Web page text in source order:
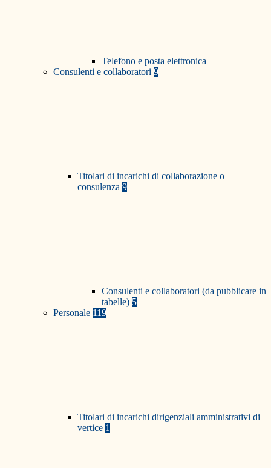
Telefono e posta elettronica
Consulenti e collaboratori 9
Titolari di incarichi di collaborazione o
consulenza 9
Consulenti e collaboratori (da pubblicare in
tabelle) 5
Personale 119
Titolari di incarichi dirigenziali amministrativi di
vertice 1